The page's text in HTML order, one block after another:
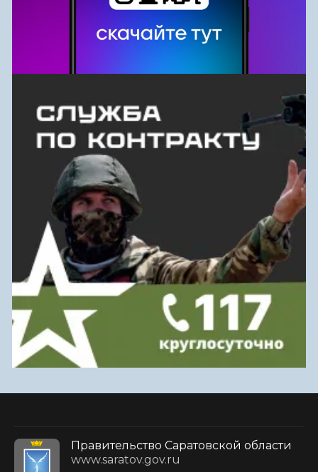
Правительство Саратовской области
www.saratov.gov.ru